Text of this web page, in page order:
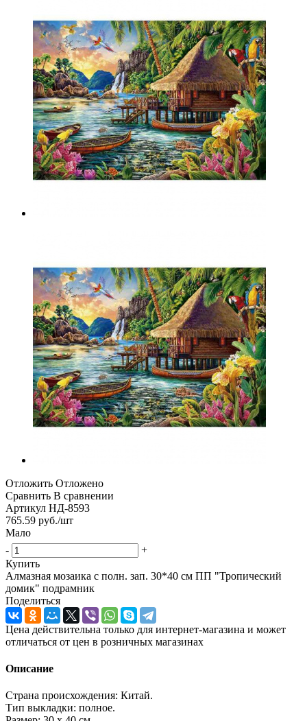
Отложить Отложено
Сравнить В сравнении
Артикул НД-8593
765.59 руб./шт
Мало
-
+
Купить
Алмазная мозаика с полн. зап. 30*40 см ПП "Тропический
домик" подрамник
Поделиться
Цена действительна только для интернет-магазина и может
отличаться от цен в розничных магазинах
Описание
Страна происхождения: Китай.
Тип выкладки: полное.